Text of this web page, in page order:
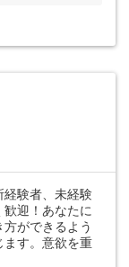
経験者、未経験
歓迎！あなたに
ができるよう
ます。意欲を重